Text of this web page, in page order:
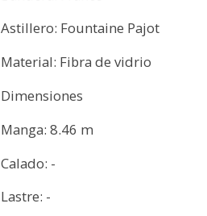
Astillero: Fountaine Pajot
Material: Fibra de vidrio
Dimensiones
Manga: 8.46 m
Calado: -
Lastre: -